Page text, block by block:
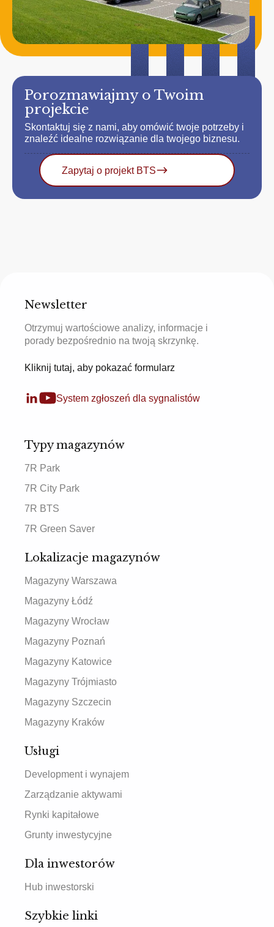
Porozmawiajmy o Twoim
projekcie
Skontaktuj się z nami, aby omówić twoje potrzeby i
znaleźć idealne rozwiązanie dla twojego biznesu.
Zapytaj o projekt BTS
Newsletter
Otrzymuj wartościowe analizy, informacje i
porady bezpośrednio na twoją skrzynkę.
Kliknij tutaj, aby pokazać formularz
System zgłoszeń dla sygnalistów
Typy magazynów
7R Park
7R City Park
7R BTS
7R Green Saver
Lokalizacje magazynów
Magazyny Warszawa
Magazyny Łódź
Magazyny Wrocław
Magazyny Poznań
Magazyny Katowice
Magazyny Trójmiasto
Magazyny Szczecin
Magazyny Kraków
Usługi
Development i wynajem
Zarządzanie aktywami
Rynki kapitałowe
Grunty inwestycyjne
Dla inwestorów
Hub inwestorski
Szybkie linki